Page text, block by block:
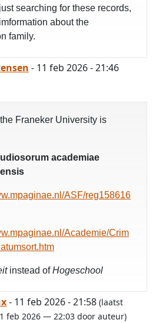
searching for these records,
about the
family.
- 11 feb 2026 - 21:46
Franeker University is
academiae
ASF/reg158616
Academie/Crim
instead ofHogeschool
- 11 feb 2026 - 21:58 (laatst
feb 2026 — 22:03 door auteur)